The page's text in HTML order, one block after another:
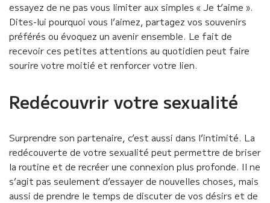
essayez de ne pas vous limiter aux simples « Je t’aime ».
Dites-lui pourquoi vous l’aimez, partagez vos souvenirs
préférés ou évoquez un avenir ensemble. Le fait de
recevoir ces petites attentions au quotidien peut faire
sourire votre moitié et renforcer votre lien.
Redécouvrir votre sexualité
Surprendre son partenaire, c’est aussi dans l’intimité. La
redécouverte de votre sexualité peut permettre de briser
la routine et de recréer une connexion plus profonde. Il ne
s’agit pas seulement d’essayer de nouvelles choses, mais
aussi de prendre le temps de discuter de vos désirs et de